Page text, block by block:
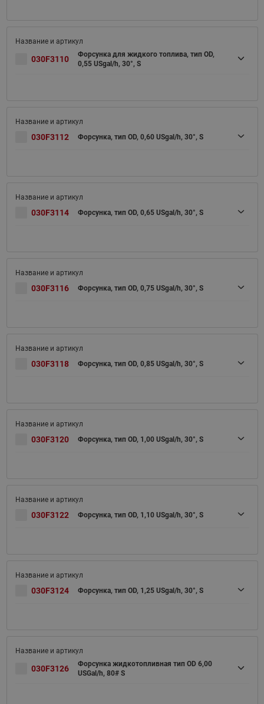
030F3110
Форсунка для жидкого топлива, тип OD,
0,55 USgal/h, 30°, S
030F3112 Форсунка, тип OD, 0,60 USgal/h, 30°, S
030F3114 Форсунка, тип OD, 0,65 USgal/h, 30°, S
030F3116 Форсунка, тип OD, 0,75 USgal/h, 30°, S
030F3118 Форсунка, тип OD, 0,85 USgal/h, 30°, S
030F3120 Форсунка, тип OD, 1,00 USgal/h, 30°, S
030F3122 Форсунка, тип OD, 1,10 USgal/h, 30°, S
030F3124 Форсунка, тип OD, 1,25 USgal/h, 30°, S
030F3126
Форсунка жидкотопливная тип OD 6,00
USGal/h, 80# S